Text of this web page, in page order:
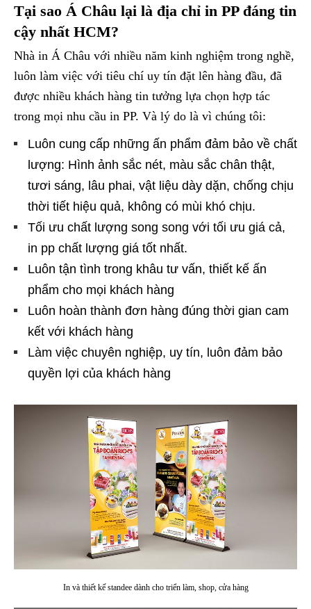
Tại sao Á Châu lại là địa chỉ in PP đáng tin
cậy nhất HCM?
Nhà in Á Châu với nhiều năm kinh nghiệm trong nghề,
luôn làm việc với tiêu chí uy tín đặt lên hàng đầu, đã
được nhiều khách hàng tin tưởng lựa chọn hợp tác
trong mọi nhu cầu in PP. Và lý do là vì chúng tôi:
Luôn cung cấp những ấn phẩm đảm bảo về chất
lượng: Hình ảnh sắc nét, màu sắc chân thật,
tươi sáng, lâu phai, vật liệu dày dặn, chống chịu
thời tiết hiệu quả, không có mùi khó chịu.
Tối ưu chất lượng song song với tối ưu giá cả,
in pp chất lượng giá tốt nhất.
Luôn tận tình trong khâu tư vấn, thiết kế ấn
phẩm cho mọi khách hàng
Luôn hoàn thành đơn hàng đúng thời gian cam
kết với khách hàng
Làm việc chuyên nghiệp, uy tín, luôn đảm bảo
quyền lợi của khách hàng
In và thiết kế standee dành cho triển làm, shop, cửa hàng